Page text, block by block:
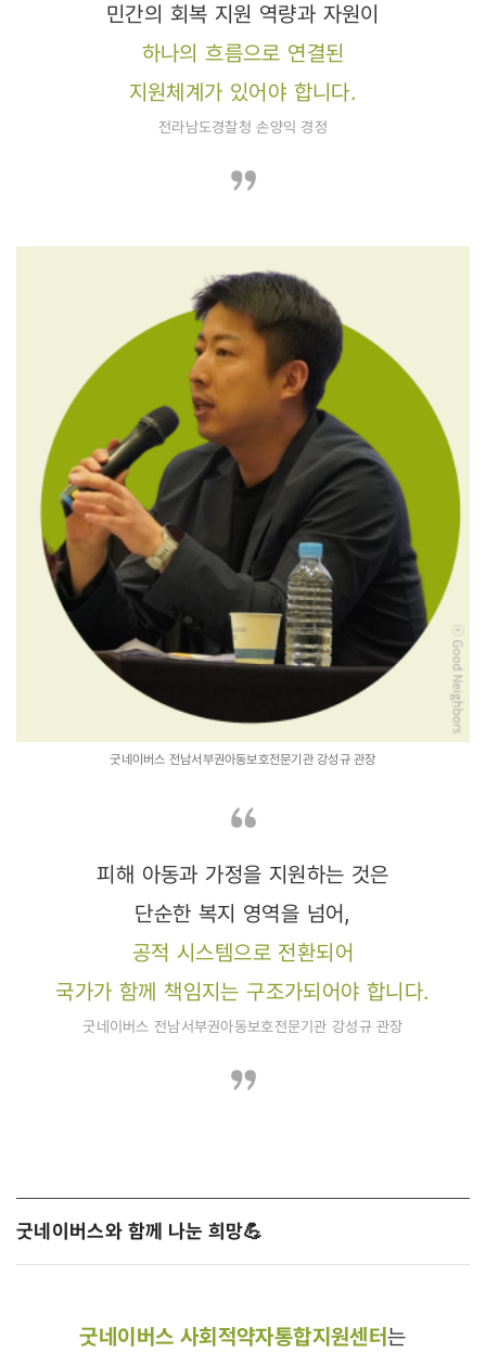
민간의 회복 지원 역량과 자원이
하나의 흐름으로 연결된
지원체계가 있어야 합니다.
전라남도경찰청 손양익 경정
굿네이버스 전남서부권아동보호전문기관 강성규 관장
피해 아동과 가정을 지원하는 것은
단순한 복지 영역을 넘어,
공적 시스템으로 전환되어
국가가 함께 책임지는 구조가되어야 합니다.
굿네이버스 전남서부권아동보호전문기관 강성규 관장
굿네이버스와 함께 나눈 희망 💪
굿네이버스 사회적약자통합지원센터는